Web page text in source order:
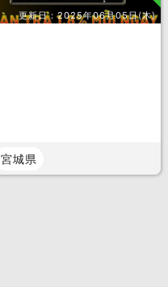
更新日：2025年06月05日(木)
宮城県